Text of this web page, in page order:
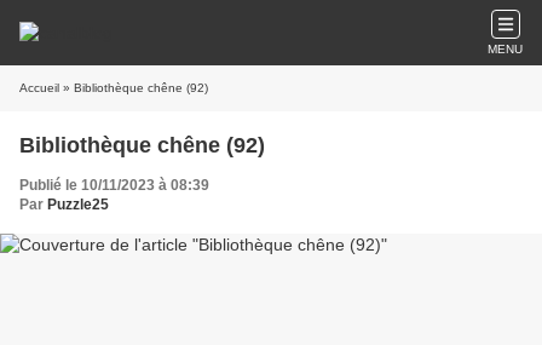
MENU
Accueil » Bibliothèque chêne (92)
Bibliothèque chêne (92)
Publié le 10/11/2023 à 08:39
Par Puzzle25